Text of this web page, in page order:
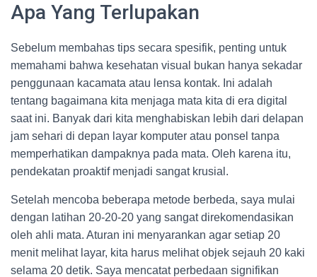
Apa Yang Terlupakan
Sebelum membahas tips secara spesifik, penting untuk
memahami bahwa kesehatan visual bukan hanya sekadar
penggunaan kacamata atau lensa kontak. Ini adalah
tentang bagaimana kita menjaga mata kita di era digital
saat ini. Banyak dari kita menghabiskan lebih dari delapan
jam sehari di depan layar komputer atau ponsel tanpa
memperhatikan dampaknya pada mata. Oleh karena itu,
pendekatan proaktif menjadi sangat krusial.
Setelah mencoba beberapa metode berbeda, saya mulai
dengan latihan 20-20-20 yang sangat direkomendasikan
oleh ahli mata. Aturan ini menyarankan agar setiap 20
menit melihat layar, kita harus melihat objek sejauh 20 kaki
selama 20 detik. Saya mencatat perbedaan signifikan